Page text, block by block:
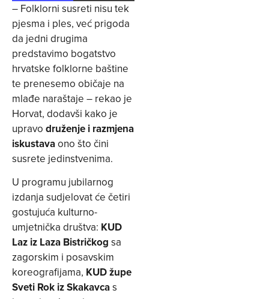
– Folklorni susreti nisu tek
pjesma i ples, već prigoda
da jedni drugima
predstavimo bogatstvo
hrvatske folklorne baštine
te prenesemo običaje na
mlađe naraštaje – rekao je
Horvat, dodavši kako je
upravo druženje i razmjena
iskustavaono što čini
susrete jedinstvenima.
U programu jubilarnog
izdanja sudjelovat će četiri
gostujuća kulturno-
umjetnička društva: KUD
Laz iz Laza Bistričkog sa
zagorskim i posavskim
koreografijama, KUD župe
Sveti Rok iz Skakavcas